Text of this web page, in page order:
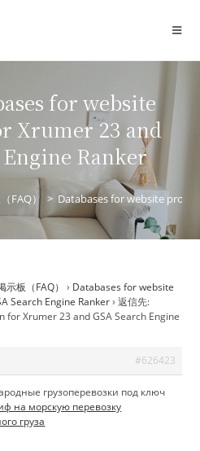
for website
Xrumer 23 and
Engine Ranker
FAQ） > Databases for website
示板（FAQ） › Databases for website
Search Engine Ranker › 返信先:
for Xrumer 23 and GSA Search Engine
#626423
грузоперевозки под ключ
на морскую перевозку
груза